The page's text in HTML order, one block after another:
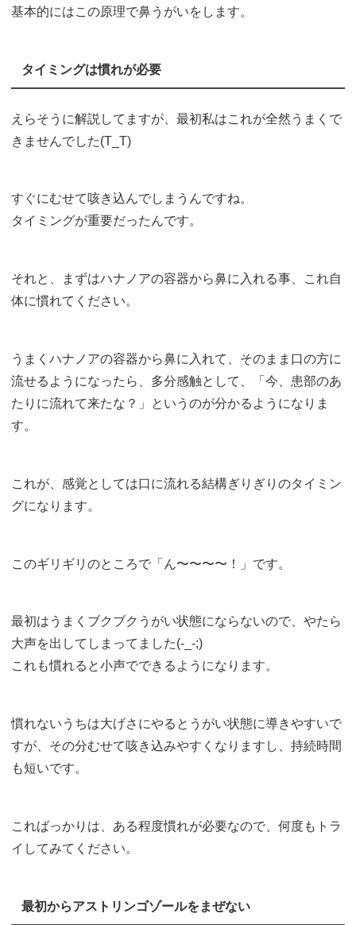
基本的にはこの原理で鼻うがいをします。
タイミングは慣れが必要
えらそうに解説してますが、最初私はこれが全然うまくで
きませんでした(T_T)
すぐにむせて咳き込んでしまうんですね。
タイミングが重要だったんです。
それと、まずはハナノアの容器から鼻に入れる事、これ自
体に慣れてください。
うまくハナノアの容器から鼻に入れて、そのまま口の方に
流せるようになったら、多分感触として、「今、患部のあ
たりに流れて来たな？」というのが分かるようになりま
す。
これが、感覚としては口に流れる結構ぎりぎりのタイミン
グになります。
このギリギリのところで「ん〜〜〜〜！」です。
最初はうまくブクブクうがい状態にならないので、やたら
大声を出してしまってました(-_-;)
これも慣れると小声でできるようになります。
慣れないうちは大げさにやるとうがい状態に導きやすいで
すが、その分むせて咳き込みやすくなりますし、持続時間
も短いです。
こればっかりは、ある程度慣れが必要なので、何度もトラ
イしてみてください。
最初からアストリンゴゾールをまぜない